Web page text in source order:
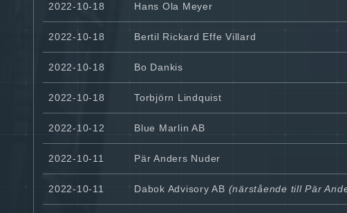
2022-10-18 Hans Ola Meyer
2022-10-18 Bertil Rickard Effe Villard
2022-10-18 Bo Dankis
2022-10-18 Torbjörn Lindquist
2022-10-12 Blue Marlin AB
2022-10-11 Pär Anders Nuder
2022-10-11 Dabok Advisory AB (närstående till Pär